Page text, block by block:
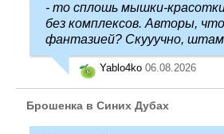
- то сплошь мышки-
без комплексов. Авторы, что
фантазией? Скууучно,
Yablo4ko 06.08.2026
Брошенка в Синих Дубах